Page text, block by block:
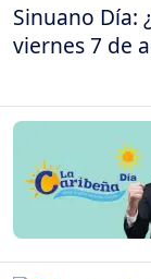
Sinuano Día:
viernes 7 de